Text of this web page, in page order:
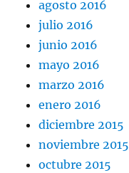
agosto 2016
julio 2016
junio 2016
mayo 2016
marzo 2016
enero 2016
diciembre 2015
noviembre 2015
octubre 2015